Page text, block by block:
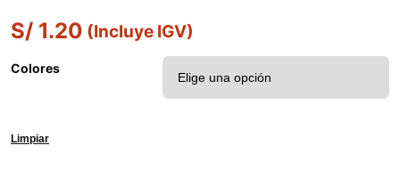
S/ 1.20 (Incluye IGV)
Colores
Limpiar